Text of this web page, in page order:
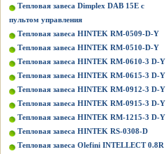
Тепловая завеса Dimplex DAB 15E с
пультом управления
Тепловая завеса HINTEK RM-0509-D-Y
Тепловая завеса HINTEK RM-0510-D-Y
Тепловая завеса HINTEK RM-0610-3 D-Y
Тепловая завеса HINTEK RM-0615-3 D-Y
Тепловая завеса HINTEK RM-0912-3 D-Y
Тепловая завеса HINTEK RM-0915-3 D-Y
Тепловая завеса HINTEK RM-1215-3 D-Y
Тепловая завеса HINTEK RS-0308-D
Тепловая завеса Olefini INTELLECT 0.8R